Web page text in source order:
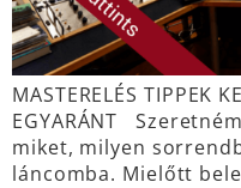
MASTERELÉS TIPPEK
EGYARÁNT
miket, milyen
láncomba. Mielőtt